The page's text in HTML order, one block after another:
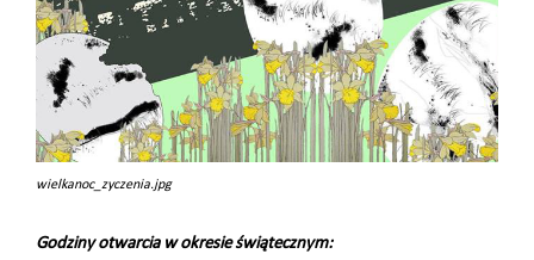
wielkanoc_zyczenia.jpg
Godziny otwarcia w okresie świątecznym: